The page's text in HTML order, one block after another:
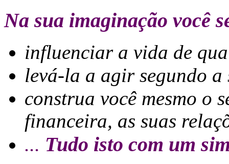
Na sua imaginação você
influenciar a vida de
levá-la a agir segundo a
construa você mesmo o
financeira, as suas
... Tudo isto com um